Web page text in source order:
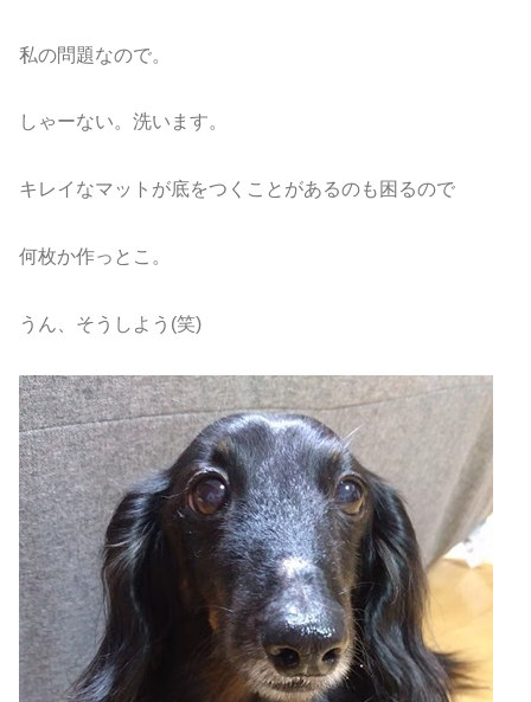
私の問題なので。
しゃーない。洗います。
キレイなマットが底をつくことがあるのも困るので
何枚か作っとこ。
うん、そうしよう(笑)